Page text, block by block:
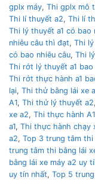
gplx máy, Thi gplx mô
Thi lí thuyết a2, Thi lí
Thi lý thuyết a1 có bao
nhiêu câu thì đạt, Thi
có bao nhiêu câu, Thi
Thi rớt lý thuyết a1
Thi rớt thực hành a1
lại, Thi thử bằng lái xe
A1, Thi thử lý thuyết a2,
xe a2, Thi thực hành A1
a1, Thi thực hành chạy
a2, Top 3 trung tâm thi
trung tâm thi bằng lái
bằng lái xe máy a2 uy
uy tín nhất, Top 5